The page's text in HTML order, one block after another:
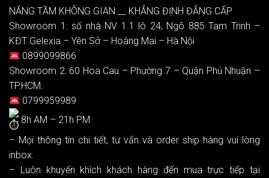
NÂNG TẦM KHÔNG GIAN __ KHẲNG ĐỊNH ĐẲNG CẤP
Showroom 1: số nhà NV 1.1 lô 24, Ngõ 885 Tam Trinh –
KĐT Gelexia – Yên Sở – Hoàng Mai – Hà Nội
0899099866
Showroom 2: 60 Hoa Cau – Phường 7 – Quận Phú Nhuận –
TP.HCM.
0799959989
8h AM – 21h PM
– Mọi thông tin chi tiết, tư vấn và order ship hàng vui lòng
inbox.
– Luôn khuyến khích khách hàng đến mua trực tiếp tại